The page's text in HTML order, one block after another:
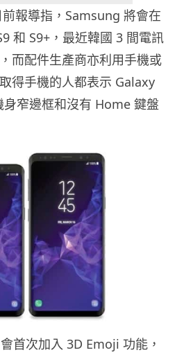
報導指，Samsung 將會在
和 S9+，最近韓國 3 間電訊
而配件生產商亦利用手機或
得手機的人都表示 Galaxy
身窄邊框和沒有 Home 鍵盤
首次加入 3D Emoji 功能，